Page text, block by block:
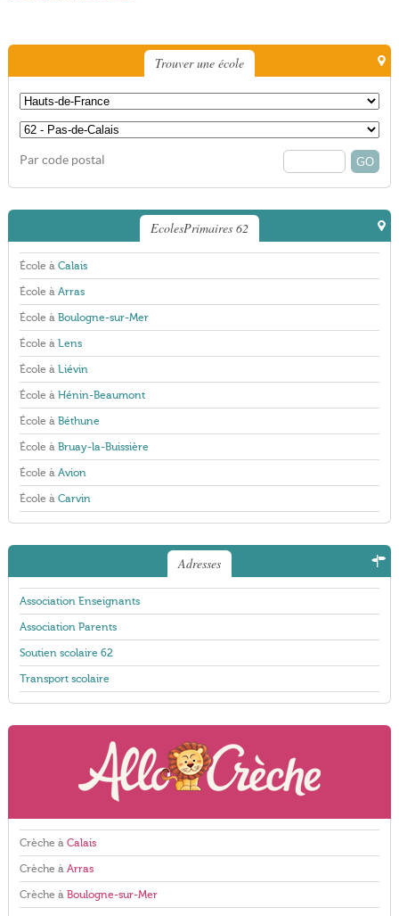
Trouver une école
Par code postal
EcolesPrimaires 62
École à Calais
École à Arras
École à Boulogne-sur-Mer
École à Lens
École à Liévin
École à Hénin-Beaumont
École à Béthune
École à Bruay-la-Buissière
École à Avion
École à Carvin
Adresses
Association Enseignants
Association Parents
Soutien scolaire 62
Transport scolaire
Crèche à Calais
Crèche à Arras
Crèche à Boulogne-sur-Mer